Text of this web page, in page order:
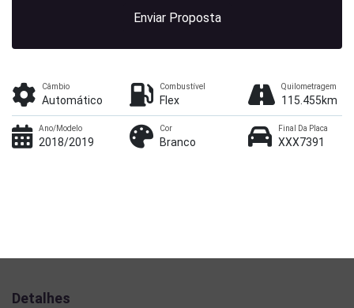
Enviar Proposta
Câmbio
Automático
Combustível
Flex
Quilometragem
115.455km
Ano/Modelo
2018/2019
Cor
Branco
Final Da Placa
XXX7391
Detalhes